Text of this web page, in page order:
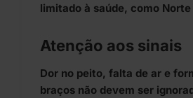
limitado à saúde, como
Atenção aos sinais
Dor no peito, falta de ar e
braços não devem ser